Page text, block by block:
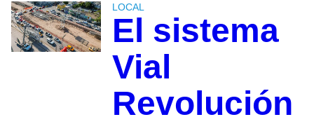
LOCAL
El sistema
Vial
Revolución